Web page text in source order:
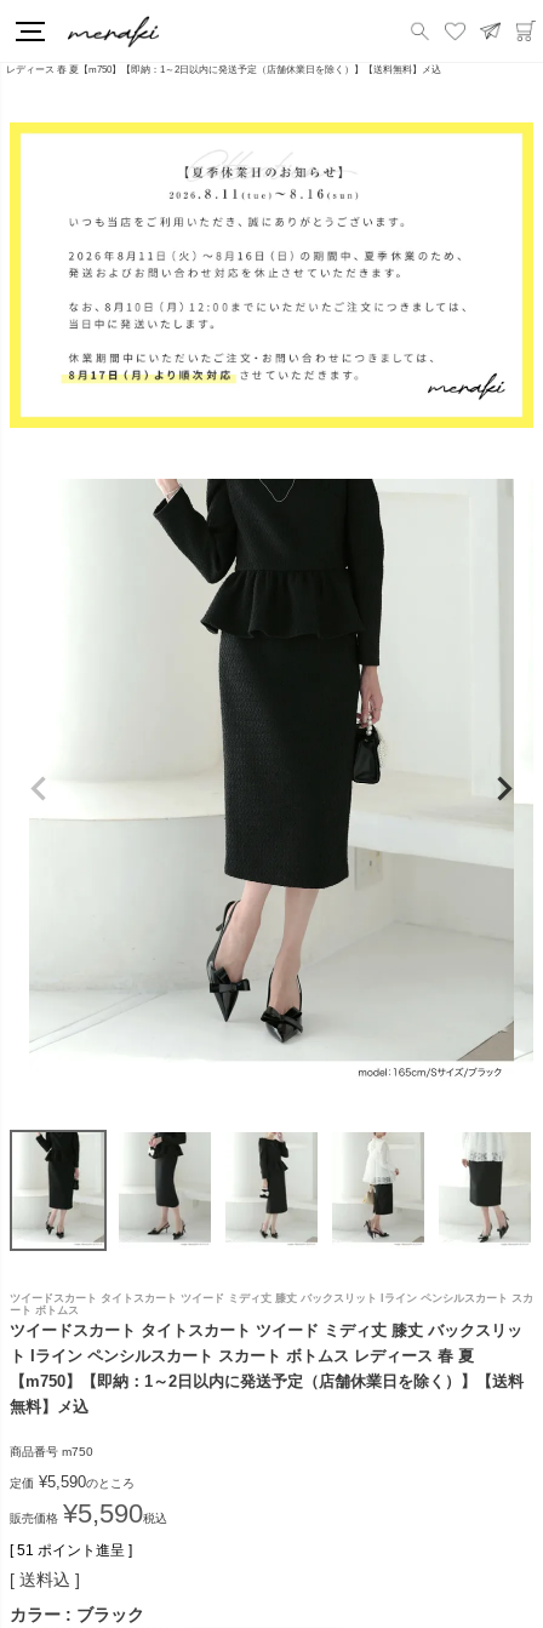
HOME
新商品
レディース 春 夏【m750】【即納：1～2日以内に発送予定（店舗休業日を除く）】【送料無料】メ込
ツイードスカート タイトスカート ツイード ミディ丈 膝丈 バックスリット Iライン ペンシルスカート スカ
ート ボトムス
ツイードスカート タイトスカート ツイード ミディ丈 膝丈 バックスリッ
ト Iライン ペンシルスカート スカート ボトムス レディース 春 夏
【m750】【即納：1～2日以内に発送予定（店舗休業日を除く）】【送料
無料】メ込
商品番号 m750
定価 ¥5,590のところ
販売価格 ¥5,590税込
[ 51 ポイント進呈 ]
送料込
カラー
ブラック